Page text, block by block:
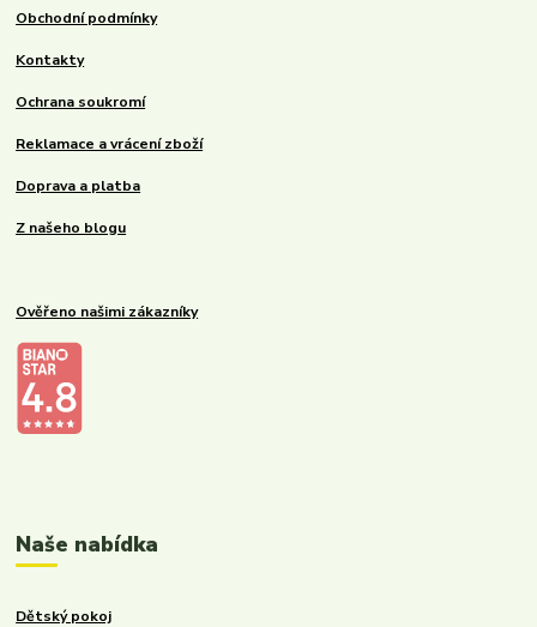
Obchodní podmínky
Kontakty
Ochrana soukromí
Reklamace a vrácení zboží
Doprava a platba
Z našeho blogu
Ověřeno našimi zákazníky
Naše nabídka
Dětský pokoj